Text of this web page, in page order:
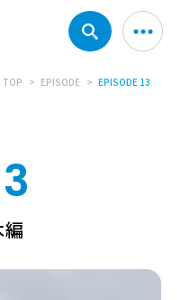
TOP EPISODE EPISODE 13